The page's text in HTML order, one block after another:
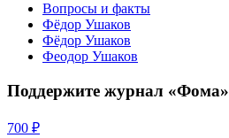
Вопросы и факты
Фёдор Ушаков
Фёдор Ушаков
Феодор Ушаков
Поддержите журнал «Фома»
700 ₽